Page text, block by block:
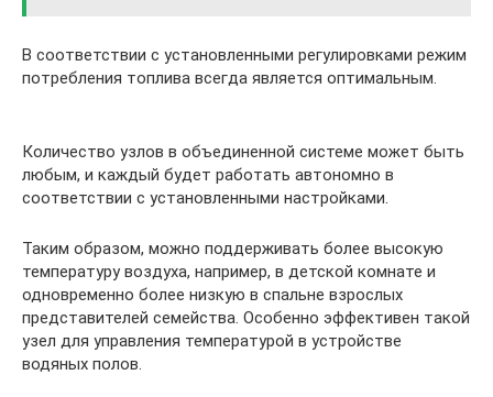
В соответствии с установленными регулировками режим
потребления топлива всегда является оптимальным.
Количество узлов в объединенной системе может быть
любым, и каждый будет работать автономно в
соответствии с установленными настройками.
Таким образом, можно поддерживать более высокую
температуру воздуха, например, в детской комнате и
одновременно более низкую в спальне взрослых
представителей семейства. Особенно эффективен такой
узел для управления температурой в устройстве
водяных полов.